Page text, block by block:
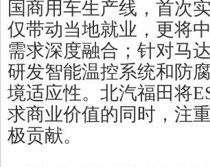
国商用车生产线，首次
仅带动当地就业，更将
需求深度融合；针对马
研发智能温控系统和防
境适应性。北汽福田将
求商业价值的同时，注
极贡献。